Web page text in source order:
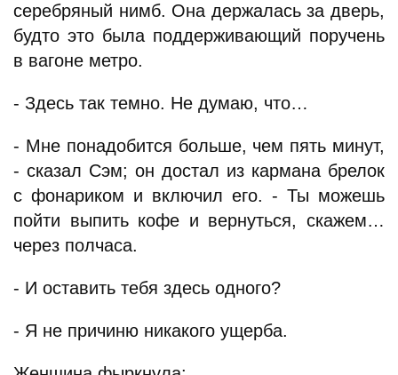
серебряный нимб. Она держалась за дверь,
будто это была поддерживающий поручень
в вагоне метро.
- Здесь так темно. Не думаю, что…
- Мне понадобится больше, чем пять минут,
- сказал Сэм; он достал из кармана брелок
с фонариком и включил его. - Ты можешь
пойти выпить кофе и вернуться, скажем…
через полчаса.
- И оставить тебя здесь одного?
- Я не причиню никакого ущерба.